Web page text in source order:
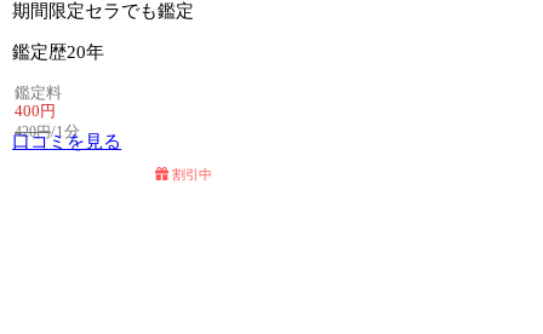
期間限定セラでも鑑定
鑑定歴20年
鑑定料
400円
420円/1分
口コミを見る
割引中